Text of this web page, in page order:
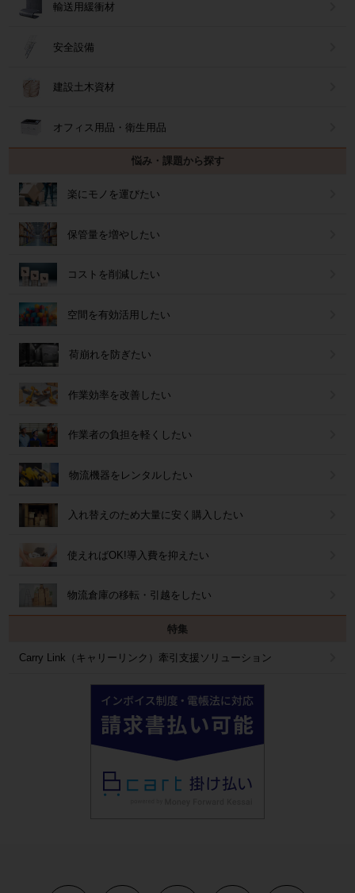
輸送用緩衝材
安全設備
建設土木資材
オフィス用品・衛生用品
悩み・課題から探す
楽にモノを運びたい
保管量を増やしたい
コストを削減したい
空間を有効活用したい
荷崩れを防ぎたい
作業効率を改善したい
作業者の負担を軽くしたい
物流機器をレンタルしたい
入れ替えのため大量に安く購入したい
使えればOK!導入費を抑えたい
物流倉庫の移転・引越をしたい
特集
Carry Link（キャリーリンク）牽引支援ソリューション